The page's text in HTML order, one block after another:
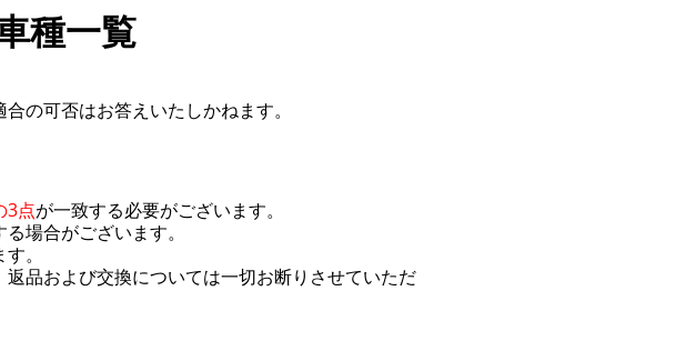
種一覧
の可否はお答えいたしかねます。
3点が一致する必要がございます。
場合がございます。
。
品および交換については一切お断りさせていただ